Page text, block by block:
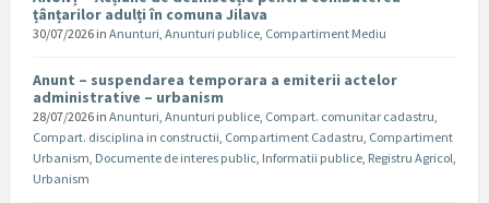
țânțarilor adulți în comuna Jilava
30/07/2026 in Anunturi, Anunturi publice, Compartiment Mediu
Anunt – suspendarea temporara a emiterii actelor
administrative – urbanism
28/07/2026 in Anunturi, Anunturi publice, Compart. comunitar cadastru,
Compart. disciplina in constructii, Compartiment Cadastru, Compartiment
Urbanism, Documente de interes public, Informatii publice, Registru Agricol,
Urbanism